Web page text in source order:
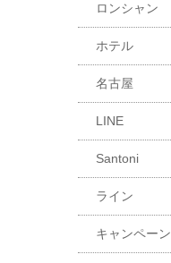
ロンシャン
ホテル
名古屋
LINE
Santoni
ライン
キャンペーン